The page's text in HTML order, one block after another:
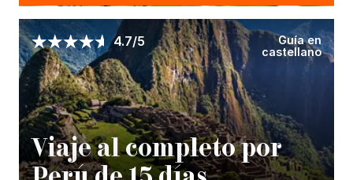
4.7/5
Guía en
castellano
Viaje al completo por